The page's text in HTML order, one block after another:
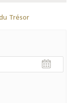
Trésor